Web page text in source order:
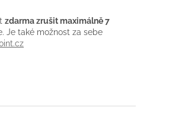
zdarma zrušit maximálně 7
Je také možnost za sebe